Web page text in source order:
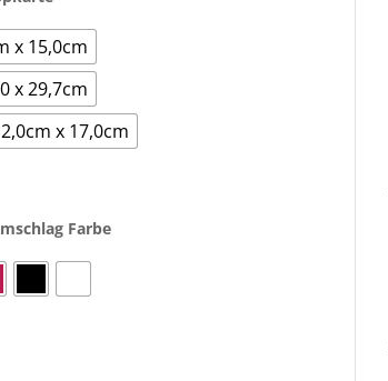
x 15,0cm
x 29,7cm
x 17,0cm
Farbe